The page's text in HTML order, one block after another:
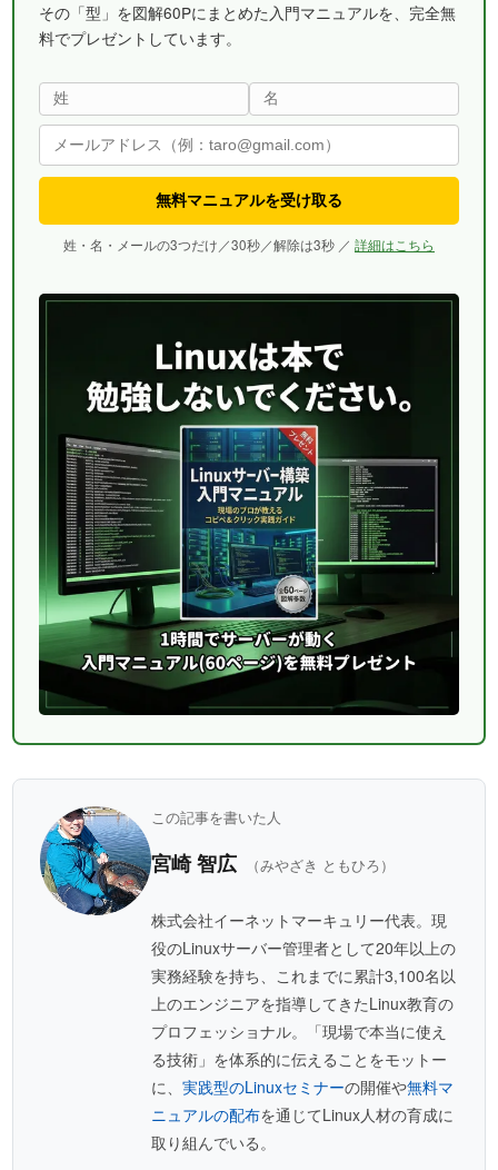
その「型」を図解60Pにまとめた入門マニュアルを、完全無
料でプレゼントしています。
無料マニュアルを受け取る
姓・名・メールの3つだけ／30秒／解除は3秒 ／ 詳細はこちら
この記事を書いた人
宮崎 智広 （みやざき ともひろ）
株式会社イーネットマーキュリー代表。現
役のLinuxサーバー管理者として20年以上の
実務経験を持ち、これまでに累計3,100名以
上のエンジニアを指導してきたLinux教育の
プロフェッショナル。「現場で本当に使え
る技術」を体系的に伝えることをモットー
に、実践型のLinuxセミナーの開催や無料マ
ニュアルの配布を通じてLinux人材の育成に
取り組んでいる。